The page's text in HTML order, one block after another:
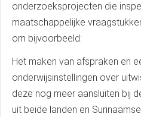
onderzoeksprojecten die
maatschappelijke
om bijvoorbeeld:
Het maken van afspraken en
onderwijsinstellingen over
deze nog meer aansluiten bij
uit beide landen en